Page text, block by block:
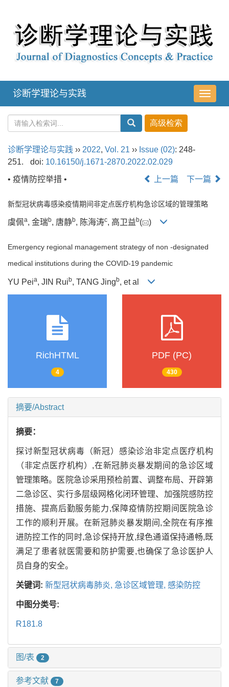
导
航
诊断学理论与实践
诊断学理论与实践 ›› 2022, Vol. 21 ›› Issue (02): 248-
251.
doi: 10.16150/j.1671-2870.2022.02.029
• 疫情防控举措 •
上一篇 下一篇
新型冠状病毒感染疫情期间非定点医疗机构急诊区域的管理策略
虞佩a, 金瑞b, 唐静b, 陈海涛c, 高卫益b( )
Emergency regional management strategy of non -designated
medical institutions during the COVID-19 pandemic
YU Peia, JIN Ruib, TANG Jingb, et al
RichHTML
4
PDF (PC)
430
摘要/Abstract
摘要：
探讨新型冠状病毒（新冠）感染诊治非定点医疗机构
（非定点医疗机构）,在新冠肺炎暴发期间的急诊区域
管理策略。医院急诊采用预检前置、调整布局、开辟第
二急诊区、实行多层级网格化闭环管理、加强院感防控
措施、提高后勤服务能力,保障疫情防控期间医院急诊
工作的顺利开展。在新冠肺炎暴发期间,全院在有序推
进防控工作的同时,急诊保持开放,绿色通道保持通畅,既
满足了患者就医需要和防护需要,也确保了急诊医护人
员自身的安全。
关键词: 新型冠状病毒肺炎, 急诊区域管理, 感染防控
中图分类号:
R181.8
图/表 2
参考文献 7